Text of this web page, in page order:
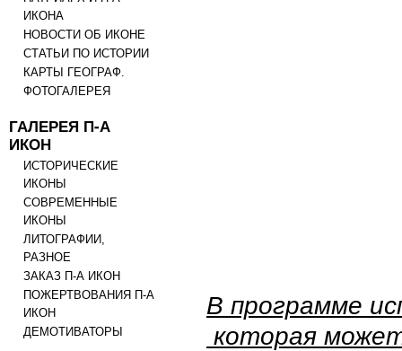
ИКОНА
НОВОСТИ ОБ ИКОНЕ
СТАТЬИ ПО ИСТОРИИ
КАРТЫ ГЕОГРАФ.
ФОТОГАЛЕРЕЯ
ГАЛЕРЕЯ П-А
ИКОН
ИСТОРИЧЕСКИЕ
ИКОНЫ
СОВРЕМЕННЫЕ
ИКОНЫ
ЛИТОГРАФИИ,
РАЗНОЕ
ЗАКАЗ П-А ИКОН
ПОЖЕРТВОВАНИЯ П-А
ИКОН
ДЕМОТИВАТОРЫ
В программе
которая